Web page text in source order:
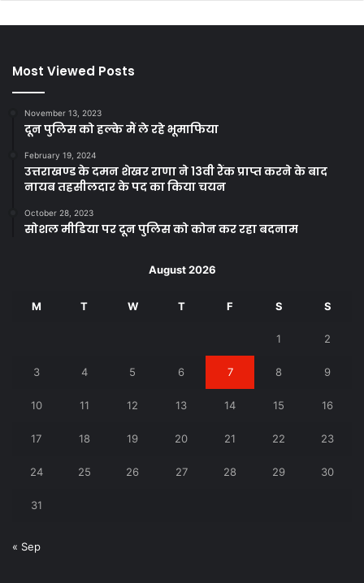
Most Viewed Posts
November 13, 2023
दून पुलिस को हल्के मैं ले रहे भूमाफिया
February 19, 2024
उत्तराखण्ड के दमन शेखर राणा ने 13वी रैंक प्राप्त करने के बाद
नायब तहसीलदार के पद का किया चयन
October 28, 2023
सोशल मीडिया पर दून पुलिस को कोन कर रहा बदनाम
August 2026
M T W T F S S
1 2
3 4 5 6 7 8 9
10 11 12 13 14 15 16
17 18 19 20 21 22 23
24 25 26 27 28 29 30
31
« Sep